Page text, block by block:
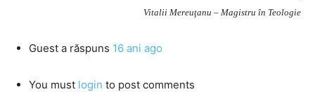
Vitalii Mereuţanu – Magistru în Teologie
Guest a răspuns 16 ani ago
You must login to post comments